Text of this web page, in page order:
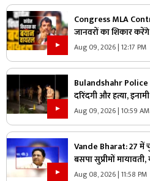
Congress MLA
जानवरों का शिकार
ने दिया विवादित बयान,
Aug 09, 2026 | 12:17 PM
Bulandshahr
दरिंदगी और हत्या,
पुलिसकर्मी भी घायल
Aug 09, 2026 | 10:59 AM
Vande Bharat: 27 में
बसपा सुप्रीमों मायावती,
महाभारत?
Aug 08, 2026 | 11:58 PM